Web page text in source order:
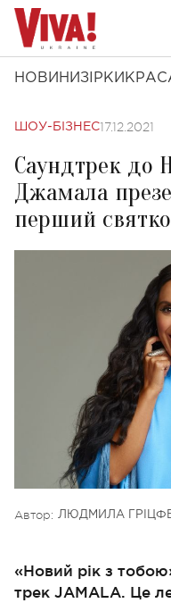
НОВИНИ ЗІРКИ
ШОУ-БІЗНЕС17.12.2021
Саундтрек до
Джамала
перший
Автор: ЛЮДМИЛА
«Новий рік з
трек JAMALA. Це